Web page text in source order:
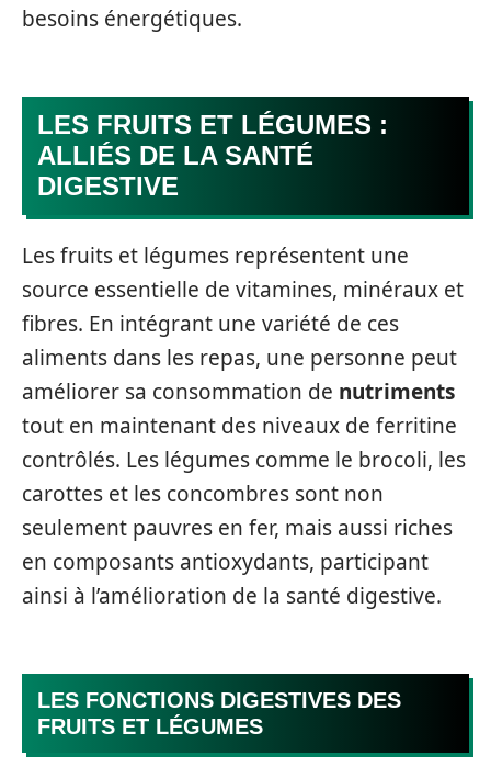
besoins énergétiques.
LES FRUITS ET LÉGUMES :
ALLIÉS DE LA SANTÉ
DIGESTIVE
Les fruits et légumes représentent une
source essentielle de vitamines, minéraux et
fibres. En intégrant une variété de ces
aliments dans les repas, une personne peut
améliorer sa consommation de nutriments
tout en maintenant des niveaux de ferritine
contrôlés. Les légumes comme le brocoli, les
carottes et les concombres sont non
seulement pauvres en fer, mais aussi riches
en composants antioxydants, participant
ainsi à l’amélioration de la santé digestive.
LES FONCTIONS DIGESTIVES DES
FRUITS ET LÉGUMES